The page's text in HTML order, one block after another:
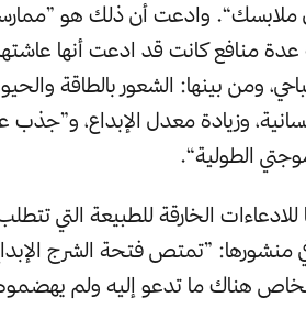
ملابسك“. وادعت أن ذلك هو
منافع كانت قد ادعت أنها
ومن بينها: الشعور بالطاقة
وزيادة معدل الإبداع،
الطولية“.
للادعاءات الخارقة للطبيعة التي
منشورها: ”تمتص فتحة الشرج
هناك ما تدعو إليه ولم يهضموه